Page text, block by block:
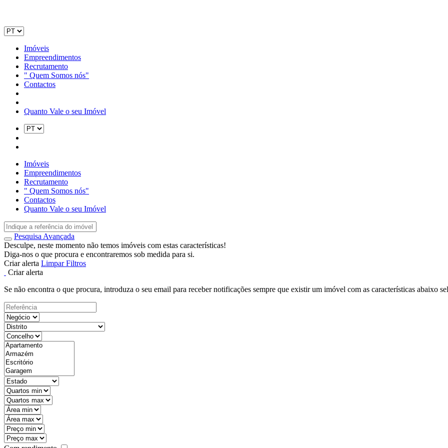
Imóveis
Empreendimentos
Recrutamento
" Quem Somos nós"
Contactos
Quanto Vale o seu Imóvel
Imóveis
Empreendimentos
Recrutamento
" Quem Somos nós"
Contactos
Quanto Vale o seu Imóvel
Pesquisa Avançada
Desculpe, neste momento não temos imóveis com estas características!
Diga-nos o que procura e encontraremos sob medida para si.
Criar alerta Limpar Filtros
Criar alerta
Se não encontra o que procura, introduza o seu email para receber notificações sempre que existir um imóvel com as características abaixo